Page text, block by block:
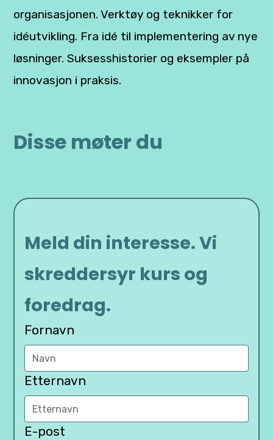
organisasjonen. Verktøy og teknikker for
idéutvikling. Fra idé til implementering av nye
løsninger. Suksesshistorier og eksempler på
innovasjon i praksis.
Disse møter du
Meld din interesse. Vi
skreddersyr kurs og
foredrag.
Fornavn
Etternavn
E-post